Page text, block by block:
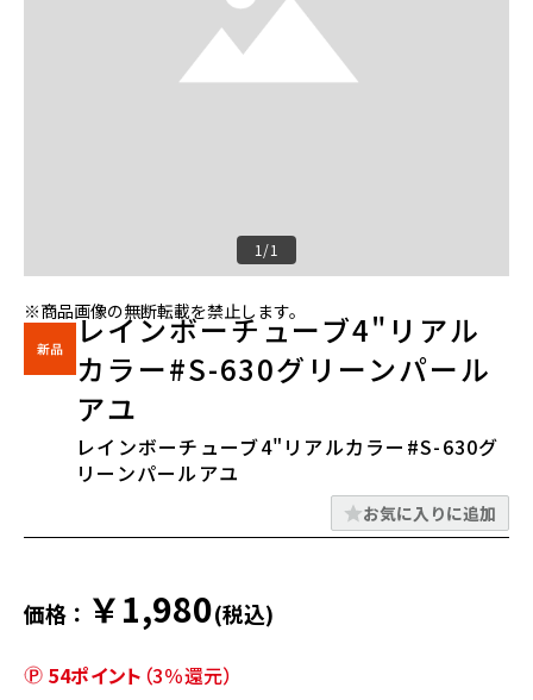
1/1
※商品画像の無断転載を禁止します。
レインボーチューブ4"リアル
カラー#S-630グリーンパール
アユ
レインボーチューブ4"リアルカラー#S-630グ
リーンパールアユ
お気に入りに追加
価格： ￥1,980(税込)
54ポイント （3％還元）